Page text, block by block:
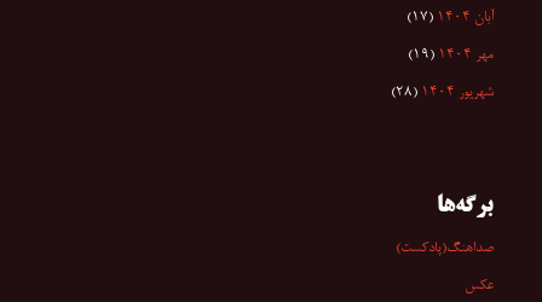
آبان ۱۴۰۴ (۱۷)
مهر ۱۴۰۴ (۱۹)
شهریور ۱۴۰۴ (۲۸)
برگه‌ها
صداهنگ(پادکست)
عکس